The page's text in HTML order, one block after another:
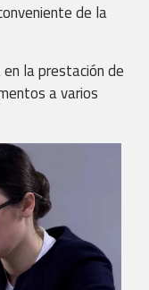
de la
la prestación de
a varios